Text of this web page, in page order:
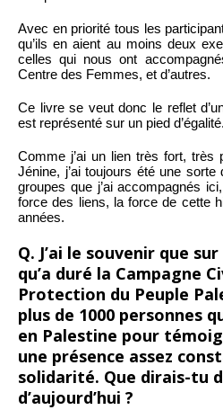
Avec en priorité tous les
qu’ils en aient au moins deux
celles qui nous ont
Centre des Femmes, et d’autres.
Ce livre se veut donc le reflet
est représenté sur un pied d’égalité.
Comme j’ai un lien très fort, très
Jénine, j’ai toujours été une
groupes que j’ai accompagnés
force des liens, la force de cette
années.
Q. J’ai le souvenir que
qu’a duré la Campagne
Protection du Peuple
plus de 1000 personnes
en Palestine pour
une présence assez
solidarité. Que dirais-tu
d’aujourd’hui ?